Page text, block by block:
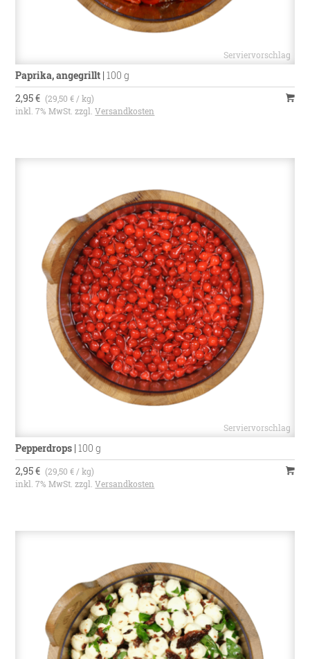
Paprika, angegrillt |100 g
2,95 € (29,50 € / kg)
inkl. 7% MwSt. zzgl.Versandkosten
Pepperdrops |100 g
2,95 € (29,50 € / kg)
inkl. 7% MwSt. zzgl.Versandkosten